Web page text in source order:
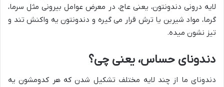
لایه درونی دندونتون، یعنی عاج، در معرض عوامل بیرونی مثل سرما،
گرما، مواد شیرین یا ترش قرار می گیره و دندونتون یه واکنش تند و
تیز نشون میده.
دندونای حساس، یعنی چی؟
دندونای ما از چند لایه مختلف تشکیل شدن که هر کدومشون یه